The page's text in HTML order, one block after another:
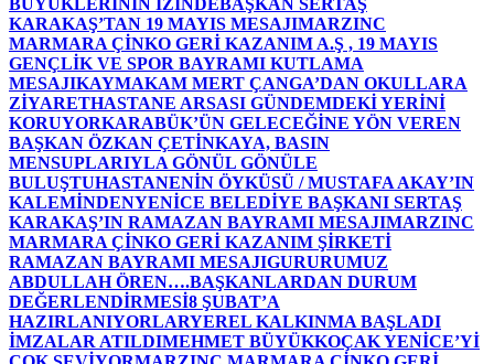
KARAKAŞ’TAN 19 MAYIS MESAJIMARZINC
MARMARA ÇİNKO GERİ KAZANIM A.Ş , 19 MAYIS
GENÇLİK VE SPOR BAYRAMI KUTLAMA
MESAJIKAYMAKAM MERT ÇANGA’DAN OKULLARA
ZİYARETHASTANE ARSASI GÜNDEMDEKİ YERİNİ
KORUYORKARABÜK’ÜN GELECEĞİNE YÖN VEREN
BAŞKAN ÖZKAN ÇETİNKAYA, BASIN
MENSUPLARIYLA GÖNÜL GÖNÜLE
BULUŞTUHASTANENİN ÖYKÜSÜ / MUSTAFA AKAY’IN
KALEMİNDENYENİCE BELEDİYE BAŞKANI SERTAŞ
KARAKAŞ’IN RAMAZAN BAYRAMI MESAJIMARZINC
MARMARA ÇİNKO GERİ KAZANIM ŞİRKETİ
RAMAZAN BAYRAMI MESAJIGURURUMUZ
ABDULLAH ÖREN….BAŞKANLARDAN DURUM
DEĞERLENDİRMESİ8 ŞUBAT’A
HAZIRLANIYORLARYEREL KALKINMA BAŞLADI
İMZALAR ATILDIMEHMET BÜYÜKKOÇAK YENİCE’Yİ